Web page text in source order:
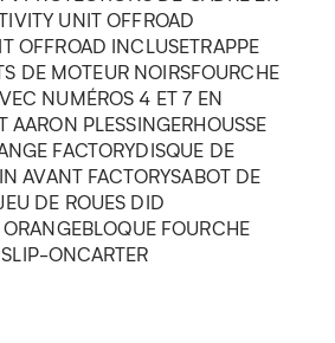
UNIT OFFROAD
OFFROAD INCLUSETRAPPE
DE MOTEUR NOIRSFOURCHE
NUMÉROS 4 ET 7 EN
AARON PLESSINGERHOUSSE
FACTORYDISQUE DE
AVANT FACTORYSABOT DE
DE ROUES DID
FOURCHE
ONCARTER